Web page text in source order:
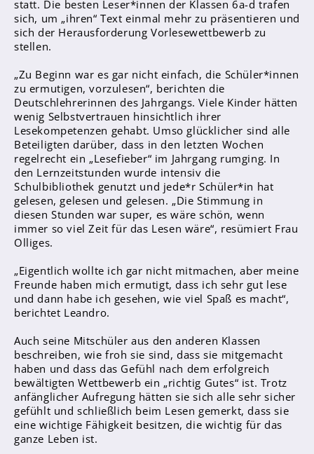
Förderverein
Elternvertreter*innen
Mitarbeiter*innen
Sekretär*innen
Hausmeister
Lehrer*innen Ausbildung
Praktika und Praxissemester
Referendariat
Abschlüsse
Fremdsprachen
Englisch
Spanisch
Niederländisch
MINT
Naturwissenschaften
statt. Die besten Leser*innen der Klassen 6a-d trafen
sich, um „ihren“ Text einmal mehr zu präsentieren und
sich der Herausforderung Vorlesewettbewerb zu
stellen.
„Zu Beginn war es gar nicht einfach, die Schüler*innen
zu ermutigen, vorzulesen“, berichten die
Deutschlehrerinnen des Jahrgangs. Viele Kinder hätten
wenig Selbstvertrauen hinsichtlich ihrer
Lesekompetenzen gehabt. Umso glücklicher sind alle
Beteiligten darüber, dass in den letzten Wochen
regelrecht ein „Lesefieber“ im Jahrgang rumging. In
den Lernzeitstunden wurde intensiv die
Schulbibliothek genutzt und jede*r Schüler*in hat
gelesen, gelesen und gelesen. „Die Stimmung in
diesen Stunden war super, es wäre schön, wenn
immer so viel Zeit für das Lesen wäre“, resümiert Frau
Olliges.
„Eigentlich wollte ich gar nicht mitmachen, aber meine
Freunde haben mich ermutigt, dass ich sehr gut lese
und dann habe ich gesehen, wie viel Spaß es macht“,
berichtet Leandro.
Auch seine Mitschüler aus den anderen Klassen
beschreiben, wie froh sie sind, dass sie mitgemacht
haben und dass das Gefühl nach dem erfolgreich
bewältigten Wettbewerb ein „richtig Gutes“ ist. Trotz
anfänglicher Aufregung hätten sie sich alle sehr sicher
gefühlt und schließlich beim Lesen gemerkt, dass sie
eine wichtige Fähigkeit besitzen, die wichtig für das
ganze Leben ist.